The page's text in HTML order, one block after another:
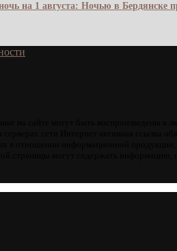
на 1 августа: Ночью в Бердянске